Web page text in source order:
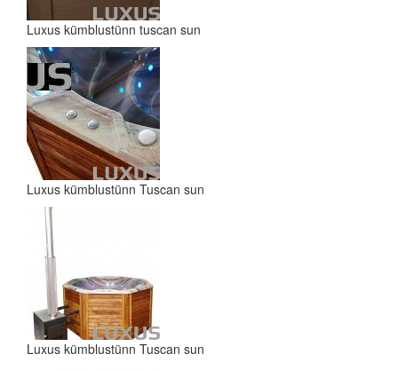
Luxus kümblustünn tuscan sun
Luxus kümblustünn Tuscan sun
Luxus kümblustünn Tuscan sun